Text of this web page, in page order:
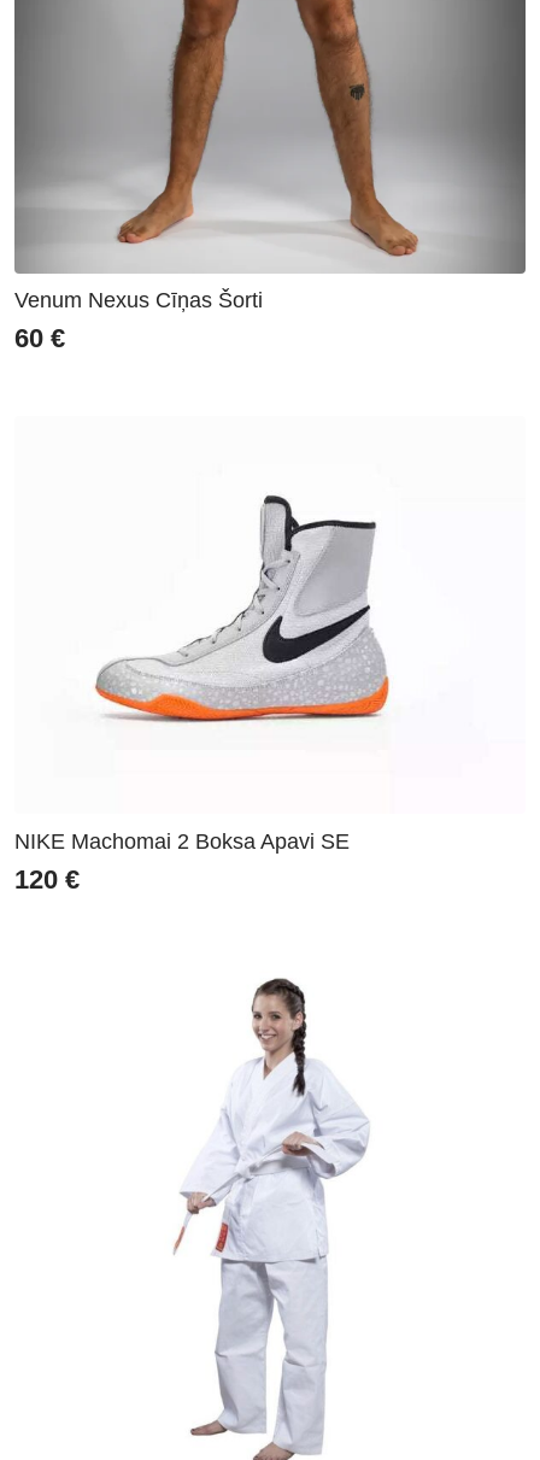
Venum Nexus Cīņas Šorti
60 €
NIKE Machomai 2 Boksa Apavi SE
120 €